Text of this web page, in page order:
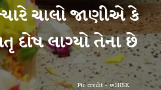
ચાલો જાણીએ કે
Pic credit - wHISK